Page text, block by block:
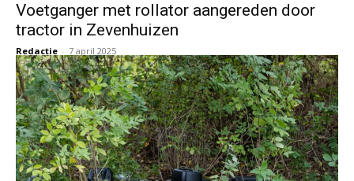
Voetganger met rollator aangereden door
tractor in Zevenhuizen
Redactie - 7 april 2025